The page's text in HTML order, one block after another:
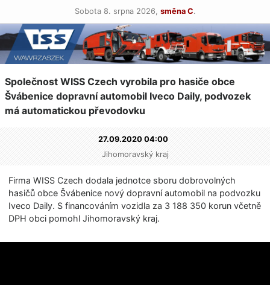
Sobota 8. srpna 2026, směna C.
Společnost WISS Czech vyrobila pro hasiče obce
Švábenice dopravní automobil Iveco Daily, podvozek
má automatickou převodovku
27.09.2020 04:00
Jihomoravský kraj
Firma WISS Czech dodala jednotce sboru dobrovolných
hasičů obce Švábenice nový dopravní automobil na podvozku
Iveco Daily. S financováním vozidla za 3 188 350 korun včetně
DPH obci pomohl Jihomoravský kraj.